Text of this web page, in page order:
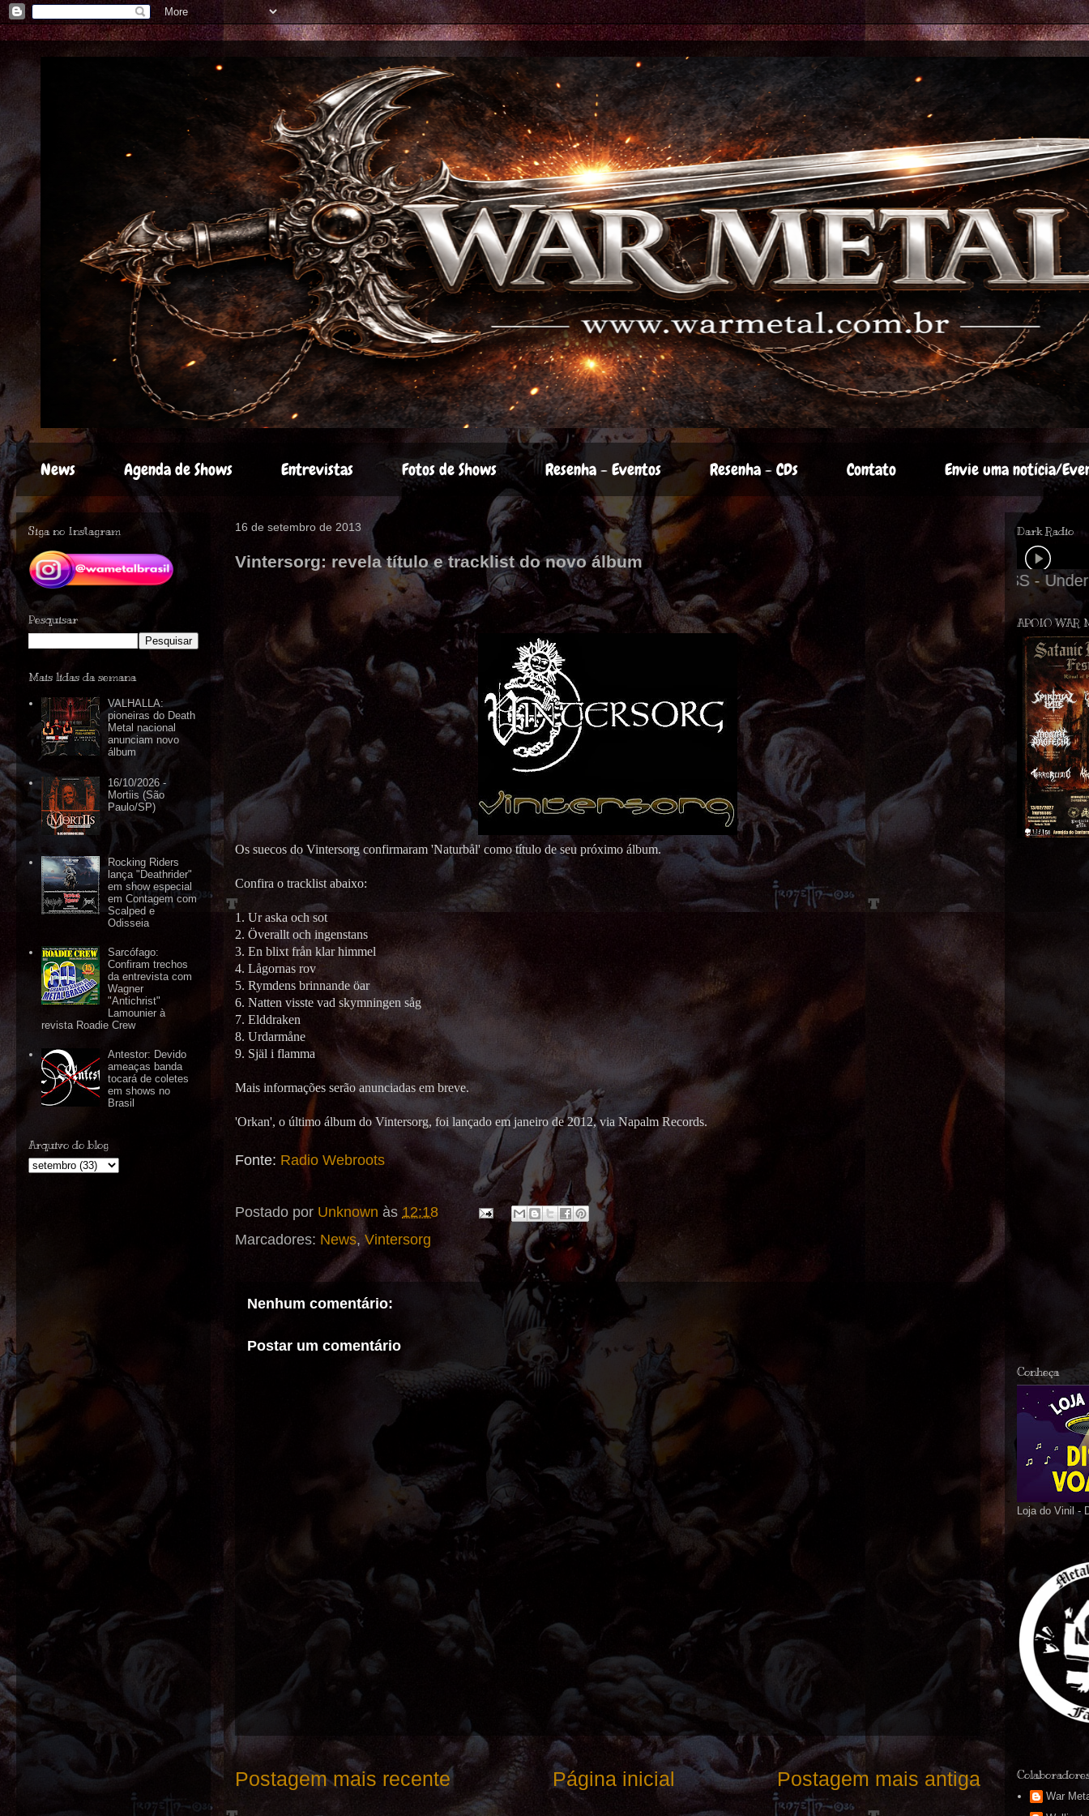
News Agenda de Shows Entrevistas Fotos de Shows Resenha - Eventos Resenha - CDs Contato Envie uma notícia/
16 de setembro de 2013
Vintersorg: revela título e tracklist do novo álbum
Os suecos do Vintersorg confirmaram 'Naturbål' como título de seu próximo álbum.
Confira o tracklist abaixo:
1. Ur aska och sot
2. Överallt och ingenstans
3. En blixt från klar himmel
4. Lågornas rov
5. Rymdens brinnande öar
6. Natten visste vad skymningen såg
7. Elddraken
8. Urdarmåne
9. Själ i flamma
Mais informações serão anunciadas em breve.
'Orkan', o último álbum do Vintersorg, foi lançado em janeiro de 2012, via Napalm Records.
Fonte: Radio Webroots
Postado por Unknown às 12:18
Marcadores: News, Vintersorg
Nenhum comentário:
Postar um comentário
Postagem mais recente Postagem mais antiga
Página inicial
Siga no Instagram
Pesquisar
Mais lidas da semana
VALHALLA:
pioneiras do Death
Metal nacional
anunciam novo
álbum
16/10/2026 -
Mortiis (São
Paulo/SP)
Rocking Riders
lança "Deathrider"
em show especial
em Contagem com
Scalped e
Odisseia
Sarcófago:
Confiram trechos
da entrevista com
Wagner
"Antichrist"
Lamounier à
revista Roadie Crew
Antestor: Devido
ameaças banda
tocará de coletes
em shows no
Brasil
Arquivo do blog
Dark Radio
APOIO WAR
Conheça
Loja do Vinil -
War